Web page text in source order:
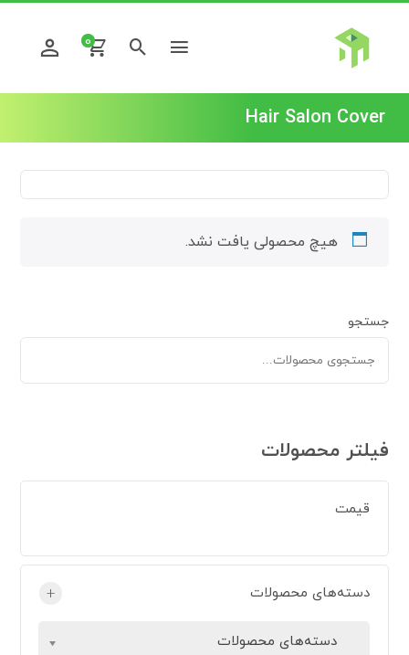
0
Hair Salon Cover
هیچ محصولی یافت نشد.
جستجو
فیلتر محصولات
قیمت
دسته‌های محصولات +
دسته‌های محصولات